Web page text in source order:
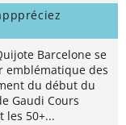
Barcelone se
des
du début du
Gaudi Cours
les 50+...